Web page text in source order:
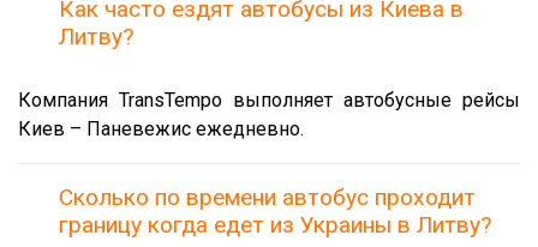
Как часто ездят автобусы из Киева в
Литву?
Компания TransTempo выполняет автобусные рейсы
Киев – Паневежис ежедневно.
Сколько по времени автобус проходит
границу когда едет из Украины в Литву?